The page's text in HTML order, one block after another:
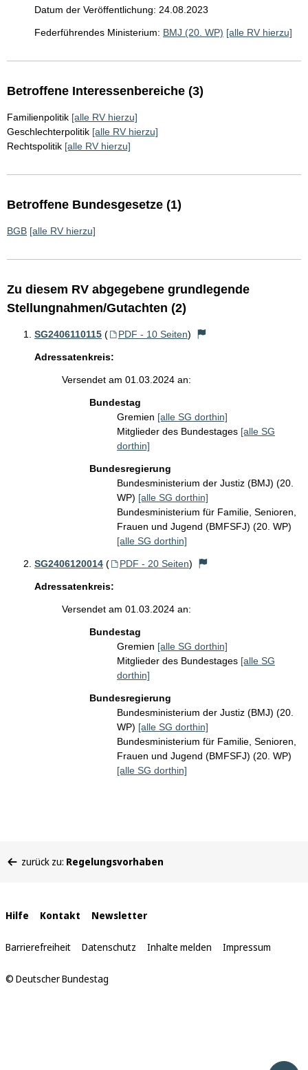
Datum der Veröffentlichung: 24.08.2023
Federführendes Ministerium: BMJ (20. WP) [alle RV hierzu]
Betroffene Interessenbereiche (3)
Familienpolitik [alle RV hierzu]
Geschlechterpolitik [alle RV hierzu]
Rechtspolitik [alle RV hierzu]
Betroffene Bundesgesetze (1)
BGB [alle RV hierzu]
Zu diesem RV abgegebene grundlegende
Stellungnahmen/Gutachten (2)
SG2406110115 ( PDF - 10 Seiten)
Adressatenkreis:
Versendet am 01.03.2024 an:
Bundestag
Gremien [alle SG dorthin]
Mitglieder des Bundestages [alle SG
dorthin]
Bundesregierung
Bundesministerium der Justiz (BMJ) (20.
WP) [alle SG dorthin]
Bundesministerium für Familie, Senioren,
Frauen und Jugend (BMFSFJ) (20. WP)
[alle SG dorthin]
SG2406120014 ( PDF - 20 Seiten)
Adressatenkreis:
Versendet am 01.03.2024 an:
Bundestag
Gremien [alle SG dorthin]
Mitglieder des Bundestages [alle SG
dorthin]
Bundesregierung
Bundesministerium der Justiz (BMJ) (20.
WP) [alle SG dorthin]
Bundesministerium für Familie, Senioren,
Frauen und Jugend (BMFSFJ) (20. WP)
[alle SG dorthin]
befinden
zurück zu: Regelungsvorhaben
Interne
Links
Hilfe Kontakt Newsletter
Barrierefreiheit Datenschutz Inhalte melden Impressum
© Deutscher Bundestag